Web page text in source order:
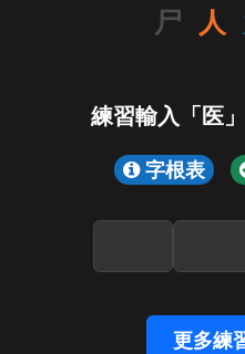
尸 人
練習輸入「医
字根表
更多練